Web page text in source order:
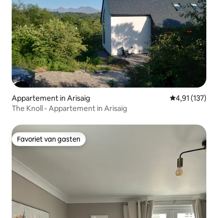
Appartement in Arisaig Gemiddelde
4,91 (137)
The Knoll - Appartement in Arisaig
Favoriet van gasten
Favoriet van gasten